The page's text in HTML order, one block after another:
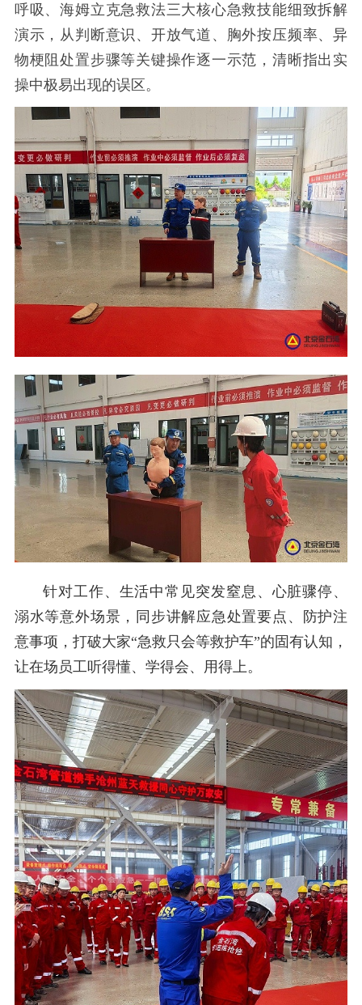
呼吸、海姆立克急救法三大核心急救技能细致拆解
演示，从判断意识、开放气道、胸外按压频率、异
物梗阻处置步骤等关键操作逐一示范，清晰指出实
操中极易出现的误区。
针对工作、生活中常见突发窒息、心脏骤停、
溺水等意外场景，同步讲解应急处置要点、防护注
意事项，打破大家“急救只会等救护车”的固有认知，
让在场员工听得懂、学得会、用得上。